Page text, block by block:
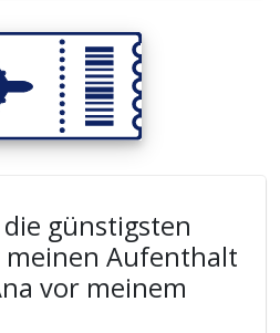
günstigsten
Aufenthalt
vor meinem